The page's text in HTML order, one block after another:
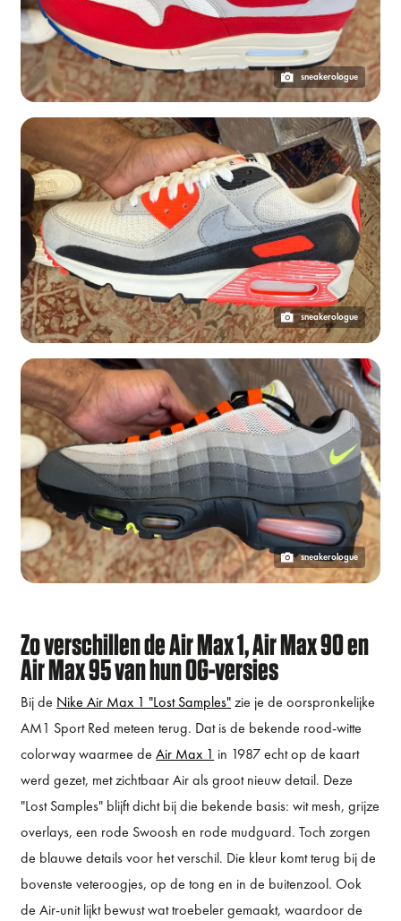
sneakerologue
sneakerologue
sneakerologue
Zo verschillen de Air Max 1, Air Max 90 en
Air Max 95 van hun OG-versies
Bij de Nike Air Max 1 "Lost Samples"zie je de oorspronkelijke
AM1 Sport Red meteen terug. Dat is de bekende rood-witte
colorway waarmee deAir Max 1 in 1987 echt op de kaart
werd gezet, met zichtbaar Air als groot nieuw detail. Deze
"Lost Samples" blijft dicht bij die bekende basis: wit mesh, grijze
overlays, een rode Swoosh en rode mudguard. Toch zorgen
de blauwe details voor het verschil. Die kleur komt terug bij de
bovenste veteroogjes, op de tong en in de buitenzool. Ook
de Air-unit lijkt bewust wat troebeler gemaakt, waardoor de